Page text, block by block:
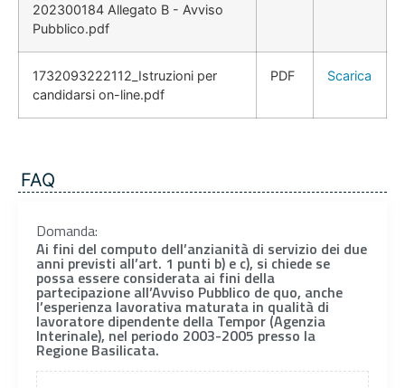
202300184 Allegato B - Avviso
Pubblico.pdf
1732093222112_Istruzioni per
candidarsi on-line.pdf
PDF Scarica
FAQ
Domanda:
Ai fini del computo dell’anzianità di servizio dei due
anni previsti all’art. 1 punti b) e c), si chiede se
possa essere considerata ai fini della
partecipazione all’Avviso Pubblico de quo, anche
l’esperienza lavorativa maturata in qualità di
lavoratore dipendente della Tempor (Agenzia
Interinale), nel periodo 2003-2005 presso la
Regione Basilicata.